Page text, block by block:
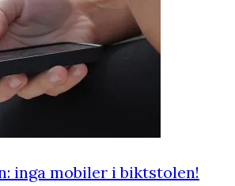
inga mobiler i biktstolen!